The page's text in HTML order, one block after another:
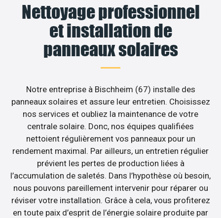
Nettoyage professionnel
et installation de
panneaux solaires
Notre entreprise à Bischheim (67) installe des
panneaux solaires et assure leur entretien. Choisissez
nos services et oubliez la maintenance de votre
centrale solaire. Donc, nos équipes qualifiées
nettoient régulièrement vos panneaux pour un
rendement maximal. Par ailleurs, un entretien régulier
prévient les pertes de production liées à
l’accumulation de saletés. Dans l’hypothèse où besoin,
nous pouvons pareillement intervenir pour réparer ou
réviser votre installation. Grâce à cela, vous profiterez
en toute paix d’esprit de l’énergie solaire produite par